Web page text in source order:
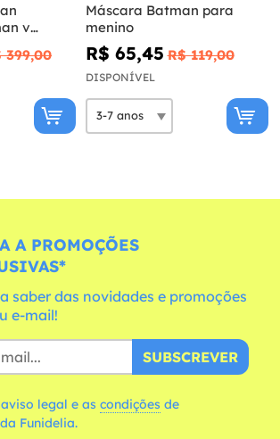
v
menino
399,00
Máscara Batman para
menino
R$ 65,45 R$ 119,00
DISPONÍVEL
A PROMOÇÕES
saber das novidades e promoções
e-mail!
SUBSCREVER
legal e as condições
Funidelia.